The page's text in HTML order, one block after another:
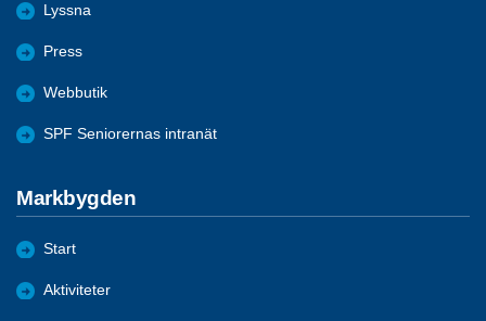
Lyssna
Press
Webbutik
SPF Seniorernas intranät
Markbygden
Start
Aktiviteter